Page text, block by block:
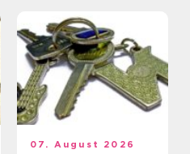
07. August 2026